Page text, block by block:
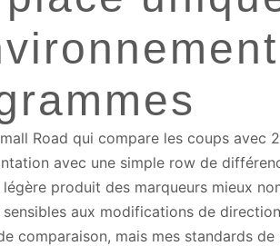
Road qui compare les coups avec
avec une simple row de
produit des marqueurs mieux
aux modifications de
comparaison, mais mes standards